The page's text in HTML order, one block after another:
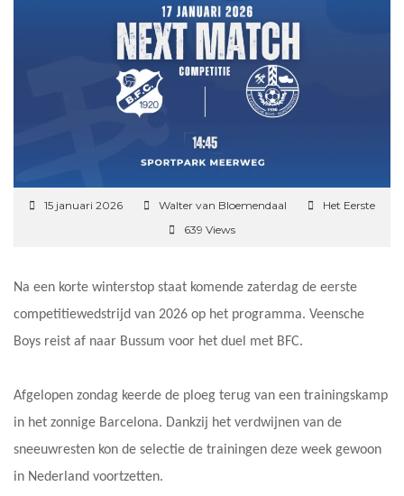
15 januari 2026 Walter van Bloemendaal
Het Eerste
639 Views
Na een korte winterstop staat komende zaterdag de eerste
competitiewedstrijd van 2026 op het programma. Veensche
Boys reist af naar Bussum voor het duel met BFC.
Afgelopen zondag keerde de ploeg terug van een trainingskamp
in het zonnige Barcelona. Dankzij het verdwijnen van de
sneeuwresten kon de selectie de trainingen deze week gewoon
in Nederland voortzetten.